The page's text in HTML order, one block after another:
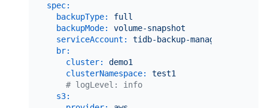
spec:
backupType:
full
backupMode:
volume-snapshot
serviceAccount:
tidb-backup-manager
br:
cluster:
demo1
clusterNamespace:
test1
# logLevel: info
s3: